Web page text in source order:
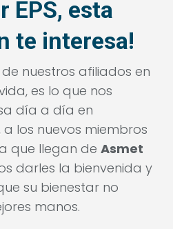
EPS, esta
te interesa!
nuestros afiliados en
es lo que nos
día a día en
a los nuevos miembros
que llegan de Asmet
darles la bienvenida y
su bienestar no
manos.